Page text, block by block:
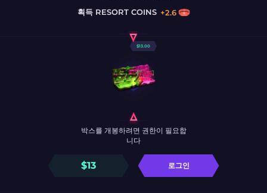
획득RESORT COINS +2.6
$13.00
$13 로그인
박스를 개봉하려면 권한이 필요합
니다